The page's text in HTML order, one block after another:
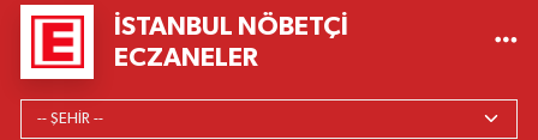
İSTANBUL NÖBETÇI
ECZANELER